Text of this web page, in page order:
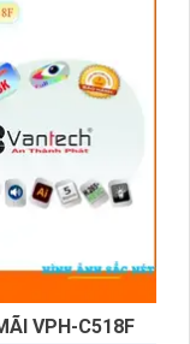
VPH-C518F